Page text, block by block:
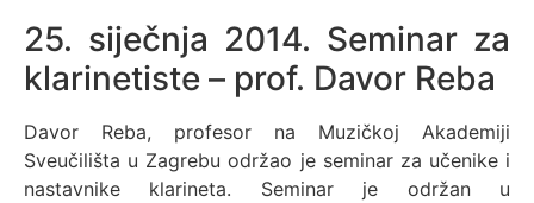
25. siječnja 2014. Seminar za
klarinetiste – prof. Davor Reba
Davor Reba, profesor na Muzičkoj Akademiji
Sveučilišta u Zagrebu održao je seminar za učenike i
nastavnike klarineta. Seminar je održan u